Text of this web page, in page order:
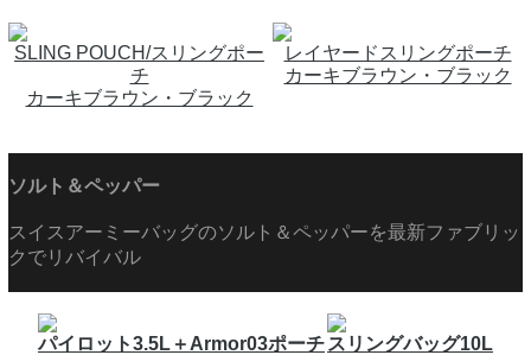
SLING POUCH/スリングポー
チ
カーキブラウン・ブラック
レイヤードスリングポーチ
カーキブラウン・ブラック
ソルト＆ペッパー
スイスアーミーバッグのソルト＆ペッパーを最新ファブリッ
クでリバイバル
パイロット3.5L＋Armor03ポーチ スリングバッグ10L